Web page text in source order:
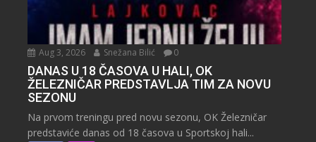
Aug 3, 2026 Snežana Bilić 0
DANAS U 18 ČASOVA U HALI, OK
ŽELEZNIČAR PREDSTAVLJA TIM ZA NOVU
SEZONU
Na prvom treningu pred novu sezonu, OK Železničar
predstaviće danas od 18 časova u Sportskoj hali...